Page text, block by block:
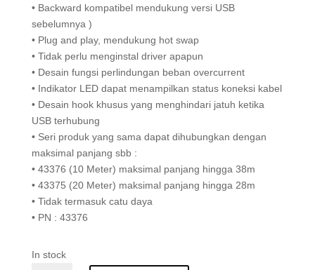
• Backward kompatibel mendukung versi USB
sebelumnya )
• Plug and play, mendukung hot swap
• Tidak perlu menginstal driver apapun
• Desain fungsi perlindungan beban overcurrent
• Indikator LED dapat menampilkan status koneksi kabel
• Desain hook khusus yang menghindari jatuh ketika
USB terhubung
• Seri produk yang sama dapat dihubungkan dengan
maksimal panjang sbb :
• 43376 (10 Meter) maksimal panjang hingga 38m
• 43375 (20 Meter) maksimal panjang hingga 28m
• Tidak termasuk catu daya
• PN : 43376
In stock